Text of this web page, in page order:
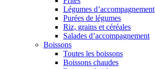
Légumes d’accompagnement
Purées de légumes
Riz, grains et céréales
Salades d’accompagnement
Boissons
Toutes les boissons
Boissons chaudes